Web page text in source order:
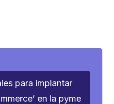
para implantar
en la pyme